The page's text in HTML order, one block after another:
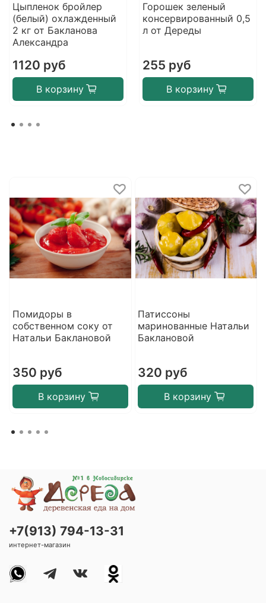
Цыпленок бройлер
(белый) охлажденный
2 кг от Бакланова
Александра
1120 руб
В корзину
Горошек зеленый
консервированный 0,5
л от Дереды
255 руб
В корзину
Помидоры в
собственном соку от
Натальи Баклановой
350 руб
В корзину
Патиссоны
маринованные Натальи
Баклановой
320 руб
В корзину
+7(913) 794-13-31
интернет-магазин